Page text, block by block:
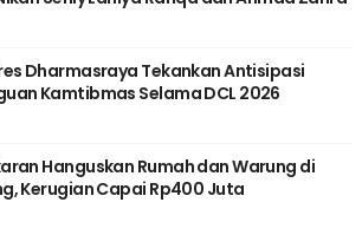
Dharmasraya Tekankan Antisipasi
Kamtibmas Selama DCL 2026
Hanguskan Rumah dan Warung di
Kerugian Capai Rp400 Juta